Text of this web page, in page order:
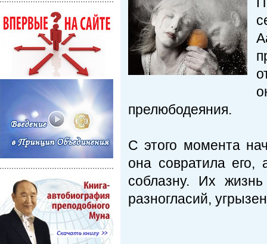
прелюбодеяния.
С этого момента
она совратила
соблазну. Их
разногласий,